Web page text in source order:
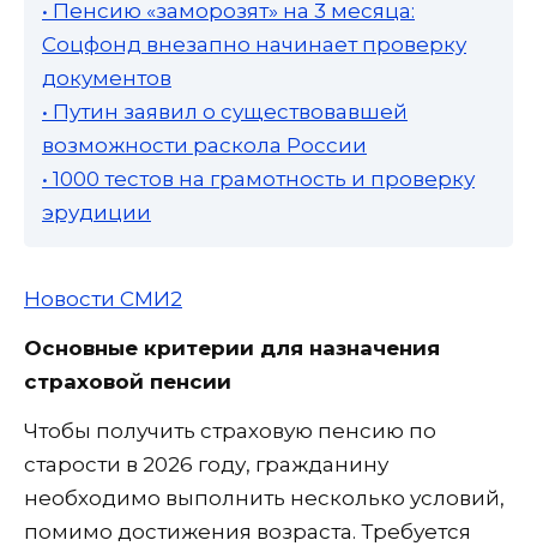
• Пенсию «заморозят» на 3 месяца:
Соцфонд внезапно начинает проверку
документов
• Путин заявил о существовавшей
возможности раскола России
• 1000 тестов на грамотность и проверку
эрудиции
Новости СМИ2
Основные критерии для назначения
страховой пенсии
Чтобы получить страховую пенсию по
старости в 2026 году, гражданину
необходимо выполнить несколько условий,
помимо достижения возраста. Требуется